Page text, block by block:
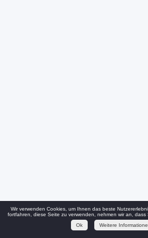
Wir verwenden Cookies, um Ihnen das beste
fortfahren, diese Seite zu verwenden, nehmen wir an, dass
Ok
Weitere